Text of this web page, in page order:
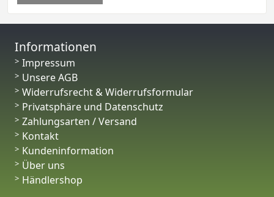
Informationen
Impressum
Unsere AGB
Widerrufsrecht & Widerrufsformular
Privatsphäre und Datenschutz
Zahlungsarten / Versand
Kontakt
Kundeninformation
Über uns
Händlershop